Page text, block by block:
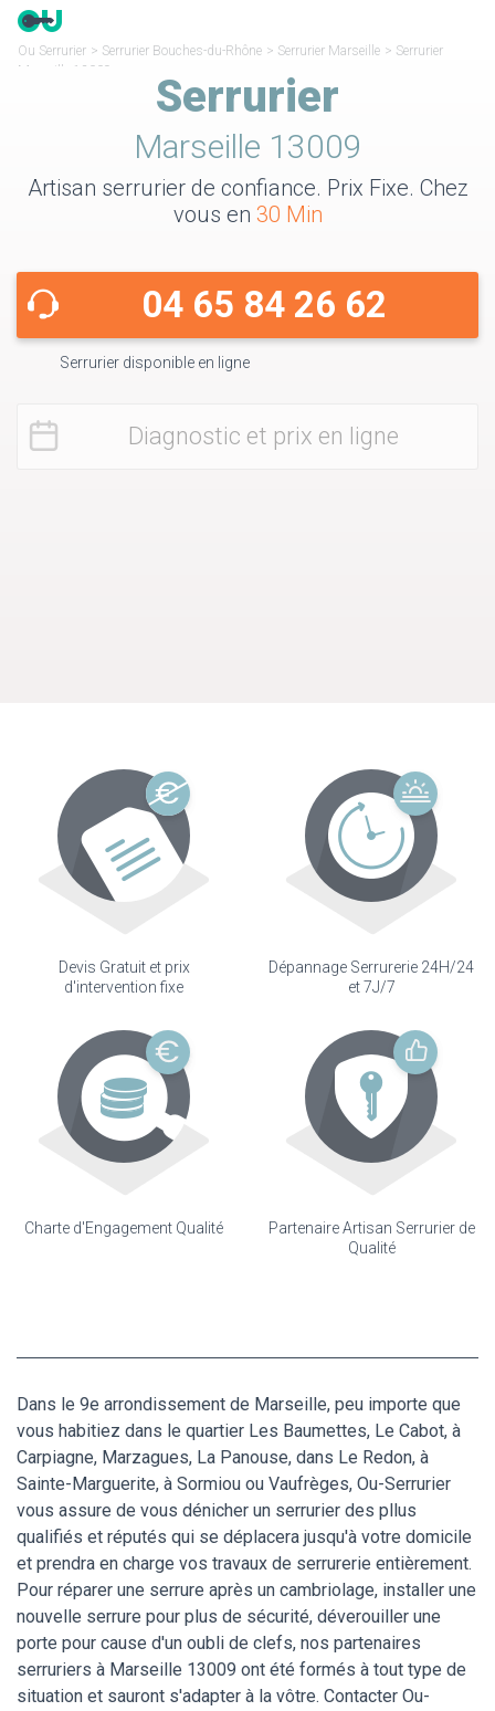
Ou Serrurier > Serrurier Bouches-du-Rhône > Serrurier Marseille > Serrurier
Marseille 13009
Serrurier
Marseille 13009
Artisan serrurier de confiance. Prix Fixe. Chez
vous en 30 Min
04 65 84 26 62
Serrurier disponible en ligne
Diagnostic et prix en ligne
Devis Gratuit et prix
d'intervention fixe
Dépannage Serrurerie 24H/24
et 7J/7
Charte d'Engagement Qualité
Partenaire Artisan Serrurier de
Qualité
Dans le 9e arrondissement de Marseille, peu importe que
vous habitiez dans le quartier Les Baumettes, Le Cabot, à
Carpiagne, Marzagues, La Panouse, dans Le Redon, à
Sainte-Marguerite, à Sormiou ou Vaufrèges, Ou-Serrurier
vous assure de vous dénicher un serrurier des pllus
qualifiés et réputés qui se déplacera jusqu'à votre domicile
et prendra en charge vos travaux de serrurerie entièrement.
Pour réparer une serrure après un cambriolage, installer une
nouvelle serrure pour plus de sécurité, déverouiller une
porte pour cause d'un oubli de clefs, nos partenaires
serruriers à Marseille 13009 ont été formés à tout type de
situation et sauront s'adapter à la vôtre. Contacter Ou-